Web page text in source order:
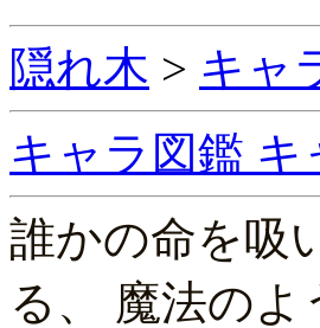
隠れ木 > キャ
キャラ図鑑 キ
誰かの命を吸
る、 魔法の